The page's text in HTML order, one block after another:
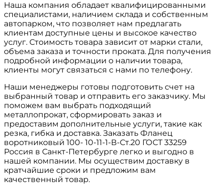
Наша компания обладает квалифицированными
специалистами, наличием склада и собственным
автопарком, что позволяет нам предлагать
клиентам доступные цены и высокое качество
услуг. Стоимость товара зависит от марки стали,
объема заказа и точности проката. Для получения
подробной информации о наличии товара,
клиенты могут связаться с нами по телефону.
Наши менеджеры готовы подготовить счет на
выбранный товар и отправить его заказчику. Мы
поможем вам выбрать подходящий
металлопрокат, сформировать заказ и
предоставим дополнительные услуги, такие как
резка, гибка и доставка. Заказать Фланец
воротниковый 100- 10-11-1-В-Ст.20 ГОСТ 33259
Россия в Санкт-Петербурге легко и выгодно в
нашей компании. Мы осуществим доставку в
кратчайшие сроки и предложим вам
качественный товар.